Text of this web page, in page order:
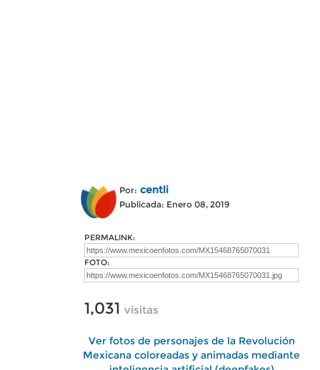
Por: centli
Publicada: Enero 08, 2019
PERMALINK:
FOTO:
1,031 visitas
Ver fotos de personajes de la Revolución
Mexicana coloreadas y animadas mediante